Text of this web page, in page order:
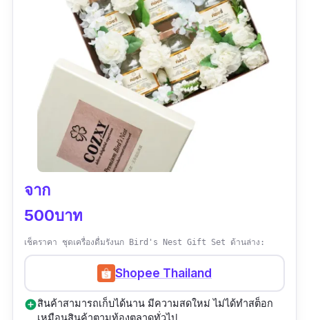
ใหม่มาให้แต่น้องไม่มีเสียหาย
จาก
500บาท
เช็คราคา ชุดเครื่องดื่มรังนก Bird's Nest Gift Set ด้านล่าง:
Shopee Thailand
add_circleสินค้าสามารถเก็บได้นาน มีความสดใหม่ ไม่ได้ทำสต็อก
เหมือนสินค้าตามท้องตลาดทั่วไป